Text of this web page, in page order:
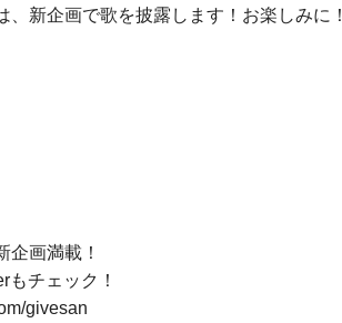
、新企画で歌を披露します！お楽しみに！
企画満載！
もチェック！
givesan